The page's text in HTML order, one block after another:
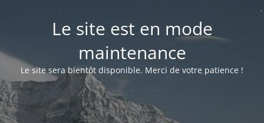
Le site est en mode
maintenance
Le site sera bientôt disponible. Merci de votre patience !